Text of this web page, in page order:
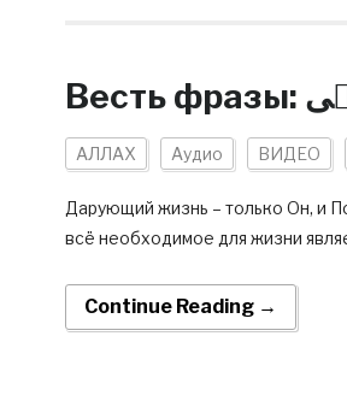
АЛЛАХ Аудио ВИДЕО
Дарующий жизнь – только Он, и
всё необходимое для жизни
Continue Reading →